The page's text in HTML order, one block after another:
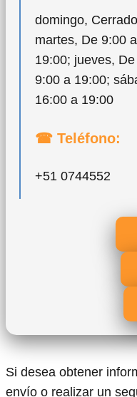
domingo,
martes, De 9:00
19:00; jueves,
9:00 a 19:00;
16:00 a 19:00
☎ Teléfono:
+51 0744552
Si desea obtener
envío o realizar un